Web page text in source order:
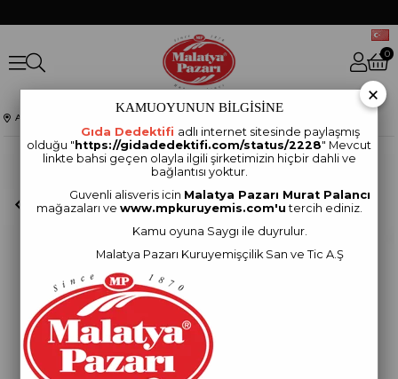
0
Anasayfa
×
KAMUOYUNUN BİLGİSİNE
Gıda Dedektifi adlı internet sitesinde paylaşmış
olduğu " https://gidadedektifi.com/status/2228" Mevcut
linkte bahsi geçen olayla ilgili şirketimizin hiçbir dahli ve
bağlantısı yoktur.
Guvenli alisveris icin Malatya Pazarı Murat Palancı
mağazaları ve www.mpkuruyemis.com'u tercih ediniz.
Kamu oyuna Saygı ile duyrulur.
Malatya Pazarı Kuruyemişçilik San ve Tic A.Ş